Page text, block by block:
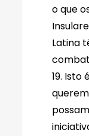
o que
Latina
19.